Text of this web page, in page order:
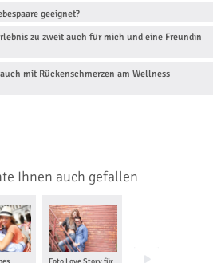
geeignet?
zu zweit auch für mich und eine Freundin
mit Rückenschmerzen am Wellness
Ihnen auch gefallen